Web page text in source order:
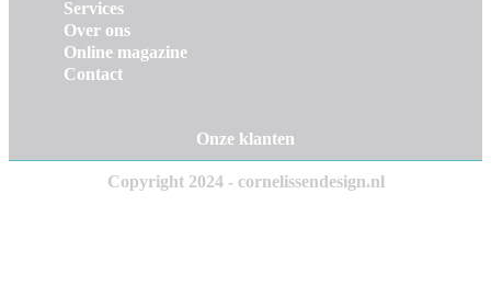
Services
Over ons
Online magazine
Contact
Onze klanten
Copyright 2024 - cornelissendesign.nl